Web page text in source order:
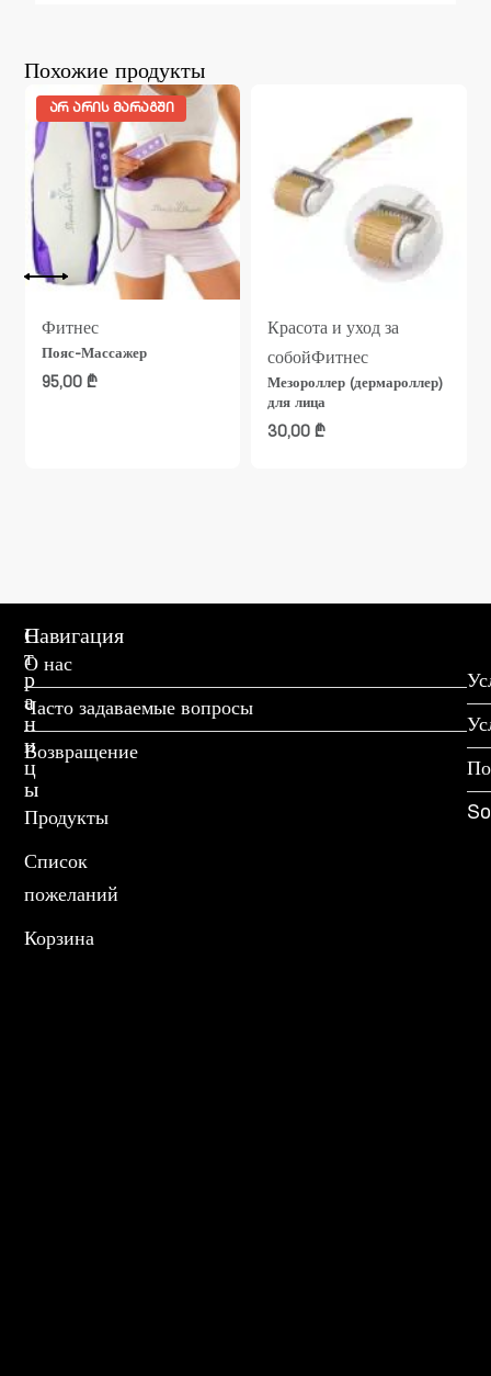
Похожие продукты
ᲐᲠ ᲐᲠᲘᲡ ᲛᲐᲠᲐᲒᲨᲘ
Фитнес
Пояс-Массажер
95,00 ₾
Красота и уход за
собойФитнес
Мезороллер (дермароллер)
для лица
30,00₾
С
т
р
а
н
и
ц
ы
Продукты
Список
пожеланий
Корзина
Навигация
О нас
Часто задаваемые вопросы
Возвращение